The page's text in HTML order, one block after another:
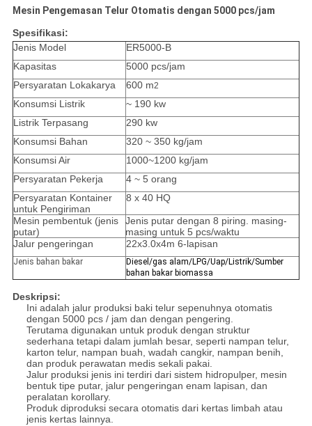
Mesin Pengemasan Telur Otomatis dengan 5000 pcs/jam
Spesifikasi:
Jenis Model
ER5000-B
Kapasitas
5000 pcs/jam
Persyaratan Lokakarya
600 m2
Konsumsi Listrik
~ 190 kw
Listrik Terpasang
290 kw
Konsumsi Bahan
320 ~ 350 kg/jam
Konsumsi Air
1000~1200 kg/jam
Persyaratan Pekerja
4 ~ 5 orang
Persyaratan Kontainer
untuk Pengiriman
8 x 40 HQ
Mesin pembentuk (jenis
putar)
Jenis putar dengan 8 piring. masing-
masing untuk 5 pcs/waktu
Jalur pengeringan
22x3.0x4m 6-lapisan
Jenis bahan bakar
Diesel/gas alam/LPG/Uap/Listrik/Sumber
bahan bakar biomassa
Deskripsi:
Ini adalah jalur produksi baki telur sepenuhnya otomatis
dengan 5000 pcs / jam dan dengan pengering.
Terutama digunakan untuk produk dengan struktur
sederhana tetapi dalam jumlah besar, seperti nampan telur,
karton telur, nampan buah, wadah cangkir, nampan benih,
dan produk perawatan medis sekali pakai.
Jalur produksi jenis ini terdiri dari sistem hidropulper, mesin
bentuk tipe putar, jalur pengeringan enam lapisan, dan
peralatan korollary.
Produk diproduksi secara otomatis dari kertas limbah atau
jenis kertas lainnya.